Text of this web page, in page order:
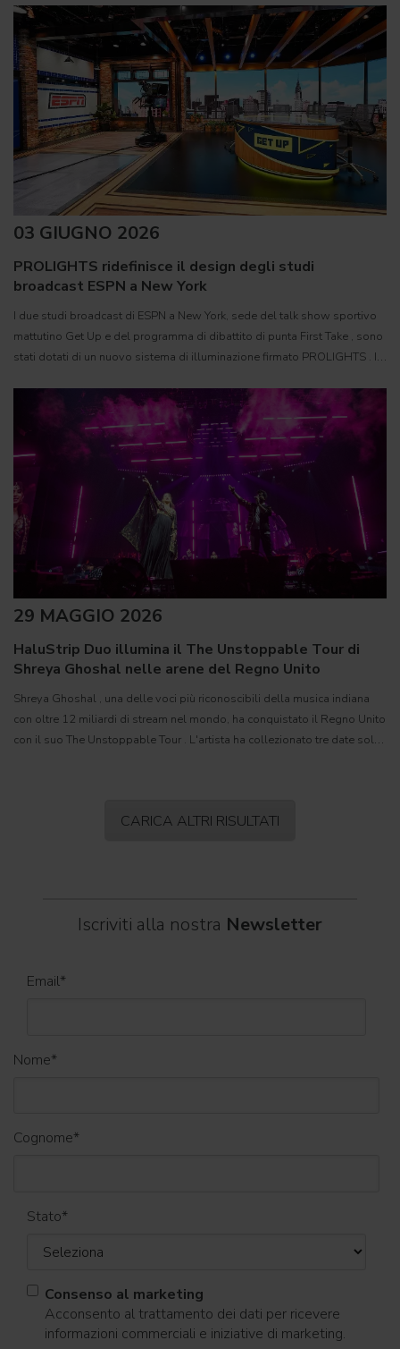
03 GIUGNO 2026
PROLIGHTS ridefinisce il design degli studi
broadcast ESPN a New York
I due studi broadcast di ESPN a New York, sede del talk show sportivo
mattutino Get Up e del programma di dibattito di punta First Take , sono
stati dotati di un nuovo sistema di illuminazione firmato PROLIGHTS . Il
29 MAGGIO 2026
HaluStrip Duo illumina il The Unstoppable Tour di
Shreya Ghoshal nelle arene del Regno Unito
Shreya Ghoshal , una delle voci più riconoscibili della musica indiana
con oltre 12 miliardi di stream nel mondo, ha conquistato il Regno Unito
con il suo The Unstoppable Tour . L'artista ha collezionato tre date sold
CARICA ALTRI RISULTATI
Iscriviti alla nostra Newsletter
Email*
Nome*
Cognome*
Stato*
Consenso al marketing
Acconsento al trattamento dei dati per ricevere
informazioni commerciali e iniziative di marketing.